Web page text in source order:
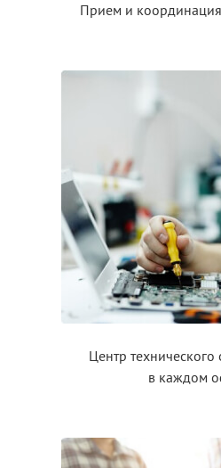
Прием и координация
Центр
в каждом